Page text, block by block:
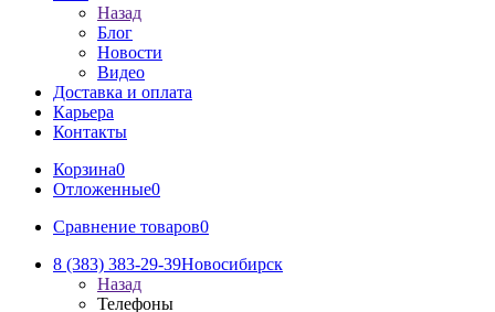
Назад
Блог
Новости
Видео
Доставка и оплата
Карьера
Контакты
Корзина0
Отложенные0
Сравнение товаров0
8 (383) 383-29-39Новосибирск
Назад
Телефоны